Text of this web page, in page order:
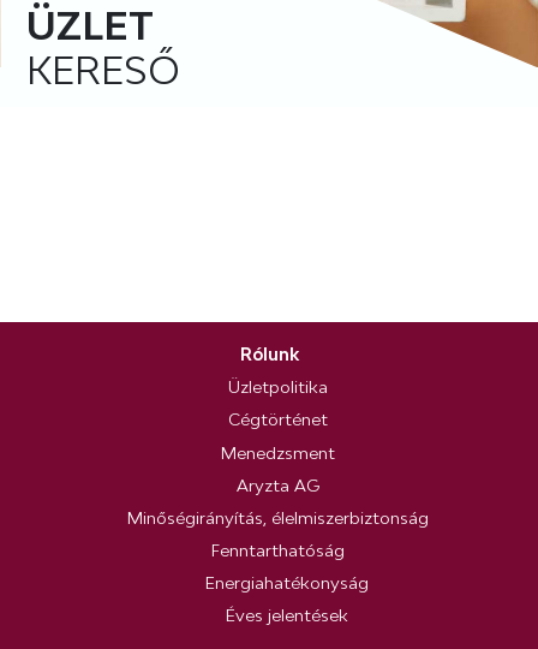
ÜZLET
KERESŐ
Rólunk
Üzletpolitika
Cégtörténet
Menedzsment
Aryzta AG
Minőségirányítás, élelmiszerbiztonság
Fenntarthatóság
Energiahatékonyság
Éves jelentések